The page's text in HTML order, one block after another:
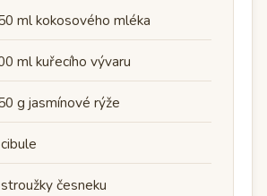
ml kokosového mléka
ml kuřecího vývaru
g jasmínové rýže
česneku